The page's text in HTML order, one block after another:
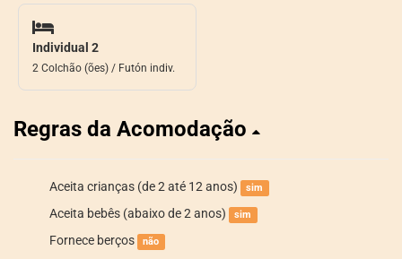
Individual 2
2 Colchão (ões) / Futón indiv.
Regras da Acomodação
Aceita crianças (de 2 até 12 anos) sim
Aceita bebês (abaixo de 2 anos) sim
Fornece berços não